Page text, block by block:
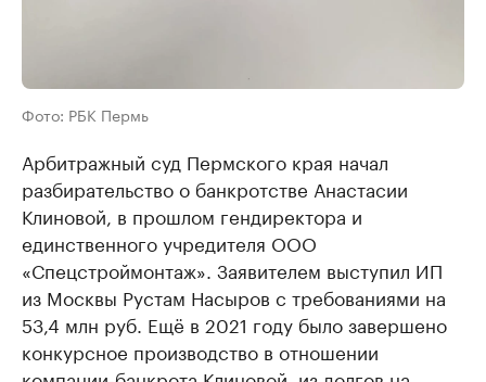
Фото: РБК Пермь
Арбитражный суд Пермского края начал
разбирательство о банкротстве Анастасии
Клиновой, в прошлом гендиректора и
единственного учредителя ООО
«Спецстроймонтаж». Заявителем выступил ИП
из Москвы Рустам Насыров с требованиями на
53,4 млн руб. Ещё в 2021 году было завершено
конкурсное производство в отношении